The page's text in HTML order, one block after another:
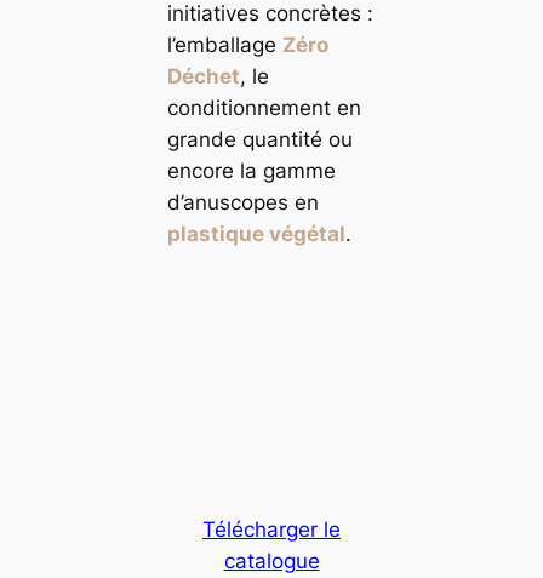
initiatives concrètes :
l’emballage Zéro
Déchet, le
conditionnement en
grande quantité ou
encore la gamme
d’anuscopes en
plastique végétal.
Télécharger le
catalogue